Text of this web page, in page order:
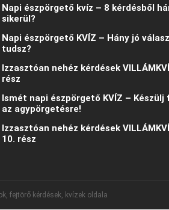
Napi észpörgető kvíz – 8 kérdésből
sikerül?
Napi észpörgető KVÍZ – Hány jó
tudsz?
Izzasztóan nehéz kérdések
rész
Ismét napi észpörgető KVÍZ – Készülj
az agypörgetésre!
Izzasztóan nehéz kérdések
10. rész
fejtörő kérdések, kvízek oldala